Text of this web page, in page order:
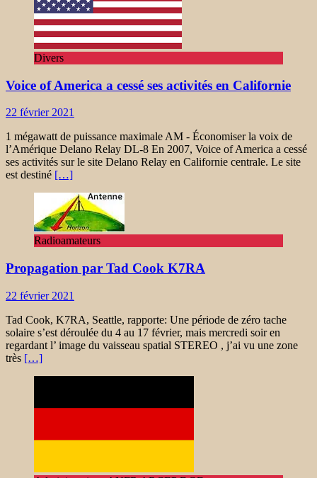
Divers
Voice of America a cessé ses activités en Californie
22 février 2021
1 mégawatt de puissance maximale AM ​​- Économiser la voix de
l’Amérique Delano Relay DL-8 En 2007, Voice of America a cessé
ses activités sur le site Delano Relay en Californie centrale. Le site
est destiné […]
Radioamateurs
Propagation par Tad Cook K7RA
22 février 2021
Tad Cook, K7RA, Seattle, rapporte: Une période de zéro tache
solaire s’est déroulée du 4 au 17 février, mais mercredi soir en
regardant l’ image du vaisseau spatial STEREO , j’ai vu une zone
très […]